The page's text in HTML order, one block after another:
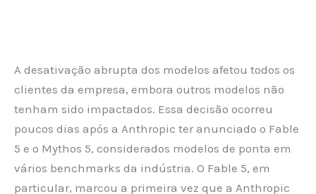
A desativação abrupta dos modelos afetou todos os
clientes da empresa, embora outros modelos não
tenham sido impactados. Essa decisão ocorreu
poucos dias após a Anthropic ter anunciado o Fable
5 e o Mythos 5, considerados modelos de ponta em
vários benchmarks da indústria. O Fable 5, em
particular, marcou a primeira vez que a Anthropic